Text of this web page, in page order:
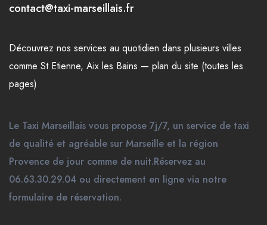
contact@taxi-marseillais.fr
Découvrez nos services au quotidien dans plusieurs villes
comme St Etienne, Aix les Bains — plan du site (toutes les
pages)
Le Taxi Marseillais vous propose 7j/7, un service de taxi
de qualité et agréable sur Marseille et la région
Provence de jour comme de nuit.Réservez au
06.63.30.29.04 ou directement en ligne via notre
formulaire de réservation.